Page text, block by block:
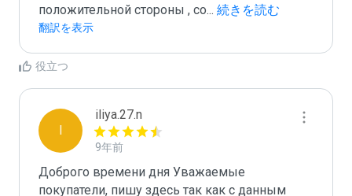
положительной стороны , со... 続きを読む
翻訳を表示
役立つ
I
iliya.27.n
9年前
Доброго времени дня Уважаемые
покупатели, пишу здесь так как с данным